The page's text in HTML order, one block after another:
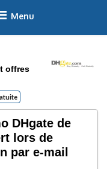
offres
DHgate de
lors de
par e-mail